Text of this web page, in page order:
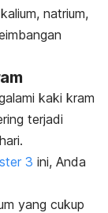
natrium,
kaki kram
terjadi
3 ini, Anda
yang cukup